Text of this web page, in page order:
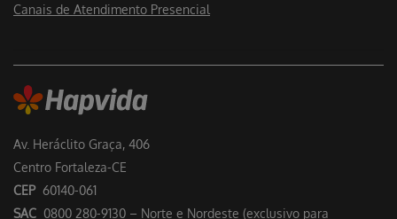
Av. Heráclito Graça, 406
Centro Fortaleza-CE
CEP 60140-061
SAC 0800 280-9130 – Norte e Nordeste (exclusivo para
Canais de Atendimento Presencial